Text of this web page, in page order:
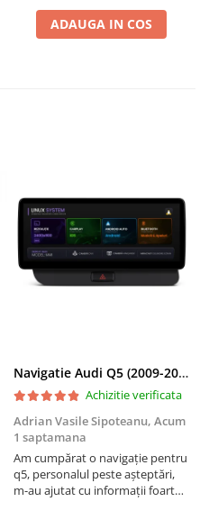
ADAUGA IN COS
Navigatie Audi Q5 (2009-2017), Linux OS & OEM, MMI 3G, CarPlay & Android Auto Wireless, MirrorLink, Camera AHD, 12.3 Inch - AD-BGAALNXH+AD-BGRKITQ5002
Achizitie verificata
Adrian Vasile Sipoteanu, Acum
1 saptamana
Am cumpărat o navigație pentru
q5, personalul peste așteptări,
m-au ajutat cu informații foarte